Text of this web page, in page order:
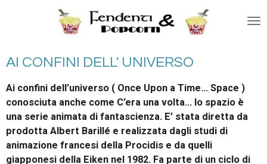
principale
AI CONFINI DELL' UNIVERSO
Ai confini dell’universo ( Once Upon a Time… Space )
conosciuta anche come C’era una volta… lo spazio è
una serie animata di fantascienza. E’ stata diretta da
prodotta Albert Barillé e realizzata dagli studi di
animazione francesi della Procidis e da quelli
giapponesi della Eiken nel 1982. Fa parte di un ciclo di